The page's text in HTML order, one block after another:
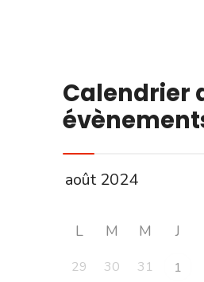
Calendrier
L M M J
29 30 31 1